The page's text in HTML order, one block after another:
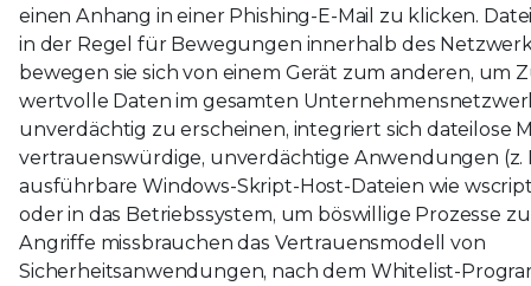
einen Anhang in einer Phishing-E-Mail zu klicken.
in der Regel für Bewegungen innerhalb des
bewegen sie sich von einem Gerät zum anderen, um
wertvolle Daten im gesamten
unverdächtig zu erscheinen, integriert sich dateilose
vertrauenswürdige, unverdächtige Anwendungen (z.
ausführbare Windows-Skript-Host-Dateien wie
oder in das Betriebssystem, um böswillige Prozesse
Angriffe missbrauchen das Vertrauensmodell von
Sicherheitsanwendungen, nach dem Whitelist-